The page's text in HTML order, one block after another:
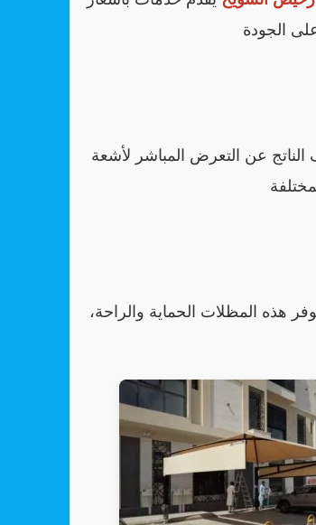
عن التعرض المباشر لأشعة
هذه المظلات الحماية والراحة،